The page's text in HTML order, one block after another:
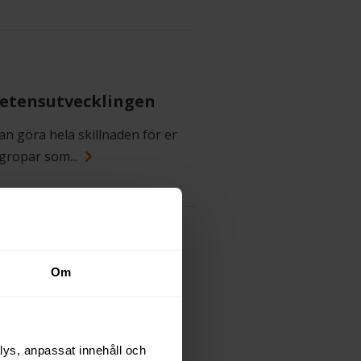
Om
anpassat innehåll och
göra hela skillnaden för er
som...